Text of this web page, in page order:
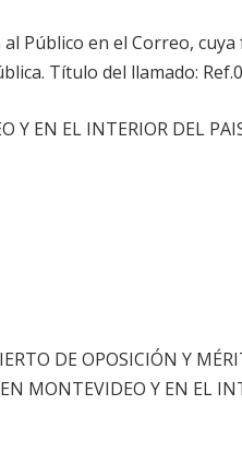
Público en el Correo, cuya
Título del llamado:
Y EN EL INTERIOR DEL
DE OPOSICIÓN Y
MONTEVIDEO Y EN EL